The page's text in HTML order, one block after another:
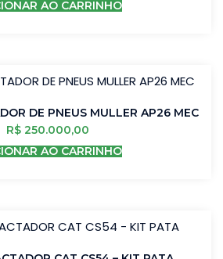
AO CARRINHO
DE PNEUS MULLER AP26 MEC
R$ 250.000,00
AO CARRINHO